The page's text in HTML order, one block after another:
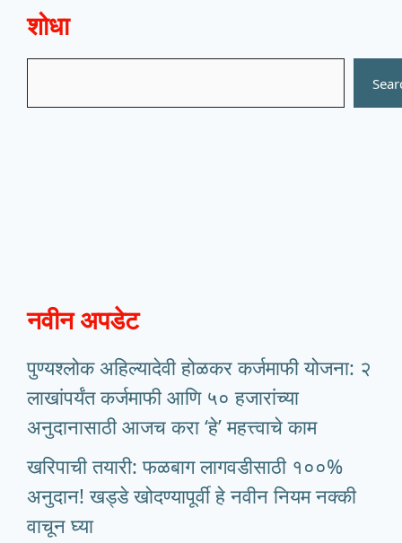
शोधा
नवीन अपडेट
पुण्यश्लोक अहिल्यादेवी होळकर कर्जमाफी योजना: २
लाखांपर्यंत कर्जमाफी आणि ५० हजारांच्या
अनुदानासाठी आजच करा ‘हे’ महत्त्वाचे काम
खरिपाची तयारी: फळबाग लागवडीसाठी १००%
अनुदान! खड्डे खोदण्यापूर्वी हे नवीन नियम नक्की
वाचून घ्या